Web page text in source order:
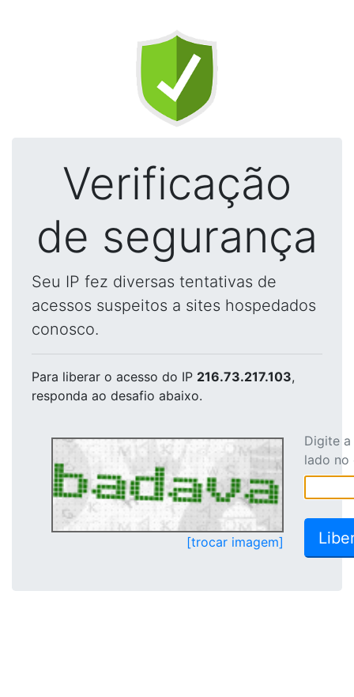
Verificação
de segurança
Seu IP fez diversas tentativas de
acessos suspeitos a sites hospedados
conosco.
Para liberar o acesso do IP 216.73.217.103,
responda ao desafio abaixo.
[trocar imagem]
Digite
lado no